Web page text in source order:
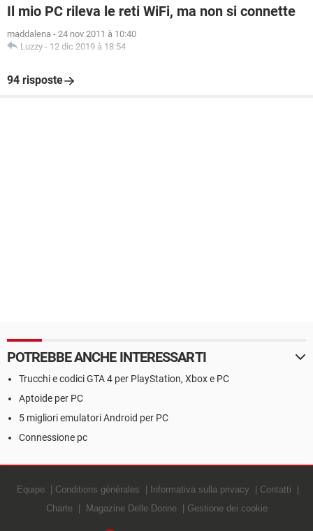
Il mio PC rileva le reti WiFi, ma non si connette
maddalena - 24 nov 2011 à 10:40
Luzzy - 12 dic 2019 à 18:54
94 risposte
POTREBBE ANCHE INTERESSARTI
Trucchi e codici GTA 4 per PlayStation, Xbox e PC
Aptoide per PC
5 migliori emulatori Android per PC
Connessione pc
Equipe Conditions générales Informativa sulla privacy
Contatti
Charte
Magazine Delle Donne Gestione dei cookie